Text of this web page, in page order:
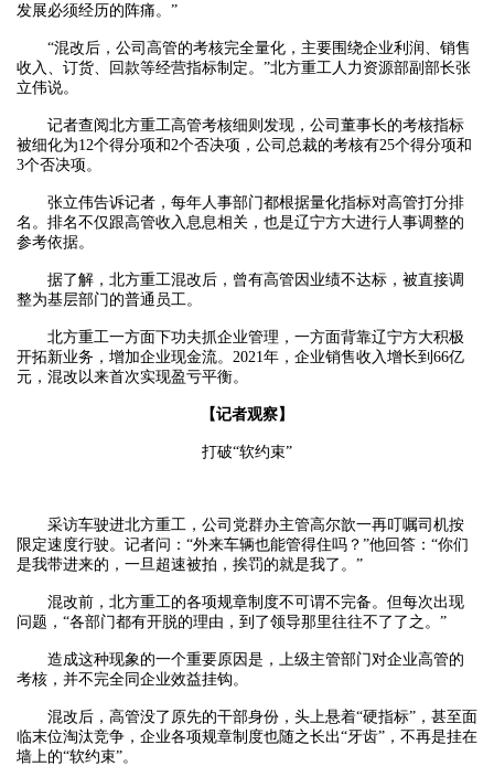
发展必须经历的阵痛。”
“混改后，公司高管的考核完全量化，主要围绕企业利润、销售
收入、订货、回款等经营指标制定。”北方重工人力资源部副部长张
立伟说。
记者查阅北方重工高管考核细则发现，公司董事长的考核指标
被细化为12个得分项和2个否决项，公司总裁的考核有25个得分项和
3个否决项。
张立伟告诉记者，每年人事部门都根据量化指标对高管打分排
名。排名不仅跟高管收入息息相关，也是辽宁方大进行人事调整的
参考依据。
据了解，北方重工混改后，曾有高管因业绩不达标，被直接调
整为基层部门的普通员工。
北方重工一方面下功夫抓企业管理，一方面背靠辽宁方大积极
开拓新业务，增加企业现金流。2021年，企业销售收入增长到66亿
元，混改以来首次实现盈亏平衡。
【记者观察】
打破“软约束”
采访车驶进北方重工，公司党群办主管高尔歆一再叮嘱司机按
限定速度行驶。记者问：“外来车辆也能管得住吗？”他回答：“你们
是我带进来的，一旦超速被拍，挨罚的就是我了。”
混改前，北方重工的各项规章制度不可谓不完备。但每次出现
问题，“各部门都有开脱的理由，到了领导那里往往不了了之。”
造成这种现象的一个重要原因是，上级主管部门对企业高管的
考核，并不完全同企业效益挂钩。
混改后，高管没了原先的干部身份，头上悬着“硬指标”，甚至面
临末位淘汰竞争，企业各项规章制度也随之长出“牙齿”，不再是挂在
墙上的“软约束”。